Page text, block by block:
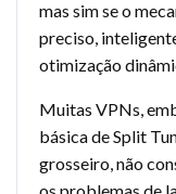
mas sim se o
preciso,
otimização
Muitas VPNs,
básica de Split
grosseiro, não